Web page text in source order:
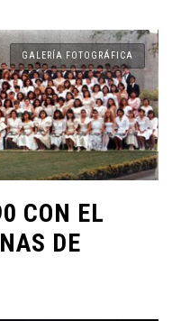
GALERÍA FOTOGRÁFICA
CON EL
DE